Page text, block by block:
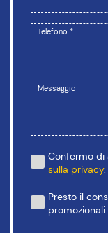
Telefono *
Messaggio
Confermo di
sulla privacy.
Presto il